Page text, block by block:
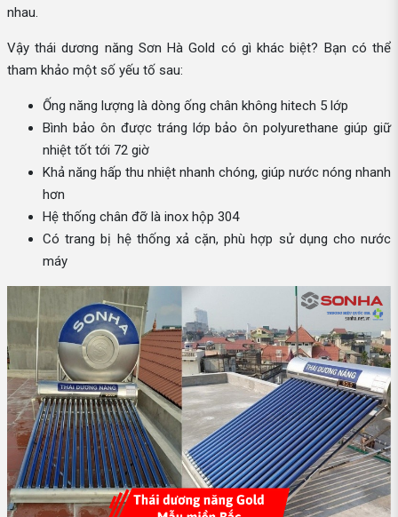
nhau.
Vậy thái dương năng Sơn Hà Gold có gì khác biệt? Bạn có thể
tham khảo một số yếu tố sau:
Ống năng lượng là dòng ống chân không hitech 5 lớp
Bình bảo ôn được tráng lớp bảo ôn polyurethane giúp giữ
nhiệt tốt tới 72 giờ
Khả năng hấp thu nhiệt nhanh chóng, giúp nước nóng nhanh
hơn
Hệ thống chân đỡ là inox hộp 304
Có trang bị hệ thống xả cặn, phù hợp sử dụng cho nước
máy